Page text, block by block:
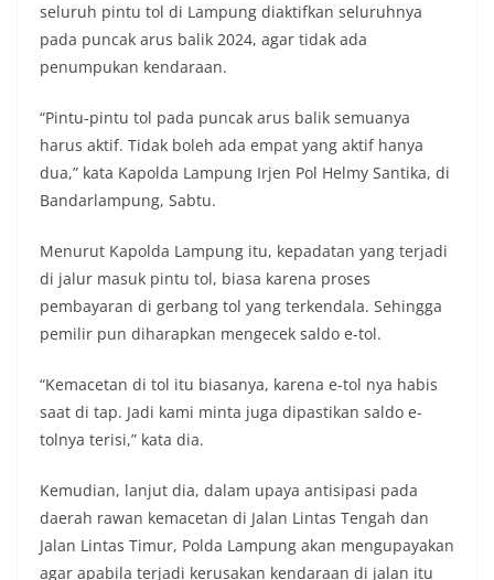
seluruh pintu tol di Lampung diaktifkan seluruhnya
pada puncak arus balik 2024, agar tidak ada
penumpukan kendaraan.
“Pintu-pintu tol pada puncak arus balik semuanya
harus aktif. Tidak boleh ada empat yang aktif hanya
dua,” kata Kapolda Lampung Irjen Pol Helmy Santika, di
Bandarlampung, Sabtu.
Menurut Kapolda Lampung itu, kepadatan yang terjadi
di jalur masuk pintu tol, biasa karena proses
pembayaran di gerbang tol yang terkendala. Sehingga
pemilir pun diharapkan mengecek saldo e-tol.
“Kemacetan di tol itu biasanya, karena e-tol nya habis
saat di tap. Jadi kami minta juga dipastikan saldo e-
tolnya terisi,” kata dia.
Kemudian, lanjut dia, dalam upaya antisipasi pada
daerah rawan kemacetan di Jalan Lintas Tengah dan
Jalan Lintas Timur, Polda Lampung akan mengupayakan
agar apabila terjadi kerusakan kendaraan di jalan itu